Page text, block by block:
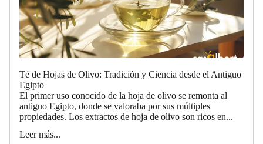
Té de Hojas de Olivo: Tradición y Ciencia desde el Antiguo
Egipto
El primer uso conocido de la hoja de olivo se remonta al
antiguo Egipto, donde se valoraba por sus múltiples
propiedades. Los extractos de hoja de olivo son ricos en...
Leer más...